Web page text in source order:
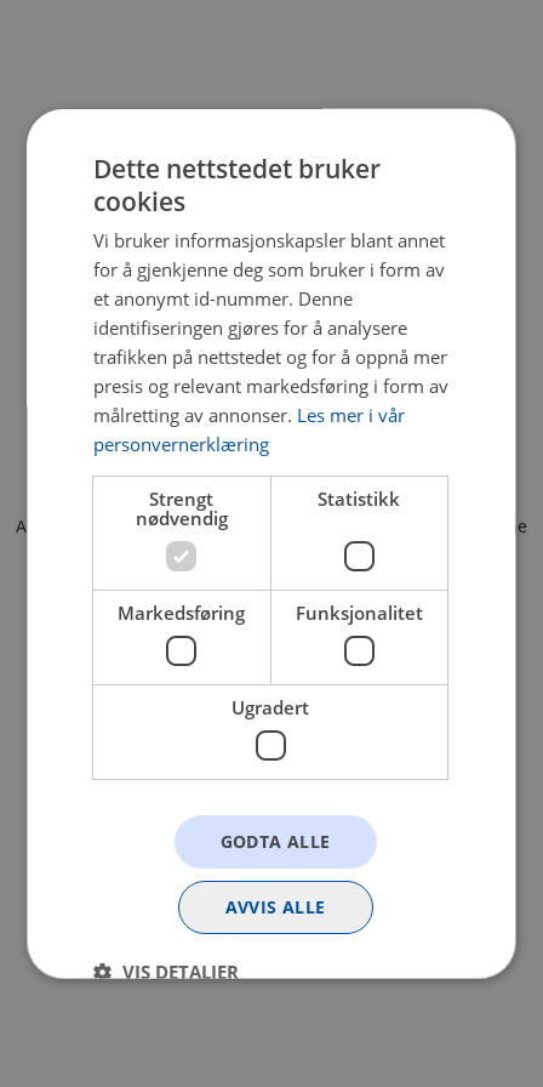
Application error: a client-side exception has occurred (see the
browser console for more information).
Dette nettstedet bruker
cookies
Vi bruker informasjonskapsler blant annet
for å gjenkjenne deg som bruker i form av
et anonymt id-nummer. Denne
identifiseringen gjøres for å analysere
trafikken på nettstedet og for å oppnå mer
presis og relevant markedsføring i form av
målretting av annonser. Les mer i vår
personvernerklæring
Strengt
nødvendig
Statistikk
Markedsføring Funksjonalitet
Ugradert
GODTA ALLE
AVVIS ALLE
VIS DETALJER